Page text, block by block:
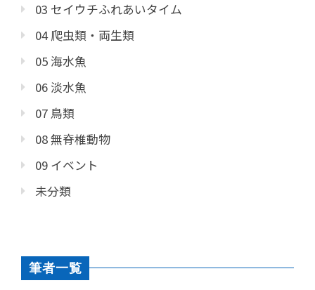
03 セイウチふれあいタイム
04 爬虫類・両生類
05 海水魚
06 淡水魚
07 鳥類
08 無脊椎動物
09 イベント
未分類
筆者一覧